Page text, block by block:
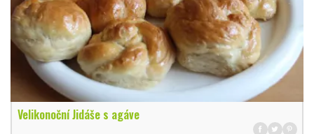
Velikonoční Jidáše s agáve